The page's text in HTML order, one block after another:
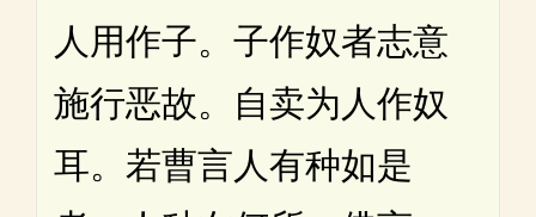
人用作子。子作奴者志意
施行恶故。自卖为人作奴
耳。若曹言人有种如是